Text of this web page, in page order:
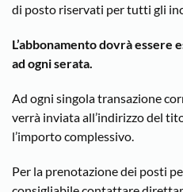
di posto riservati per tutti gli
L’abbonamento dovrà essere
ad ogni serata.
Ad ogni singola transazione
verrà inviata all’indirizzo del
l’importo complessivo.
Per la prenotazione dei posti